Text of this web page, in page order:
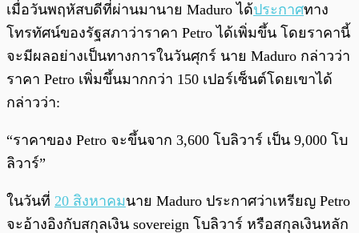
เมื่อวันพฤหัสบดีที่ผ่านมานาย Maduro ได้ประกาศทาง
โทรทัศน์ของรัฐสภาว่าราคา Petro ได้เพิ่มขึ้น โดยราคานี้
จะมีผลอย่างเป็นทางการในวันศุกร์ นาย Maduro กล่าวว่า
ราคา Petro เพิ่มขึ้นมากกว่า 150 เปอร์เซ็นต์โดยเขาได้
กล่าวว่า:
“ราคาของ Petro จะขึ้นจาก 3,600 โบลิวาร์ เป็น 9,000 โบ
ลิวาร์”
ในวันที่ 20 สิงหาคมนาย Maduro ประกาศว่าเหรียญ Petro
จะอ้างอิงกับสกุลเงิน sovereign โบลิวาร์ หรือสกุลเงินหลัก